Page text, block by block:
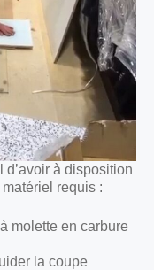
à disposition
requis :
molette en carbure
la coupe